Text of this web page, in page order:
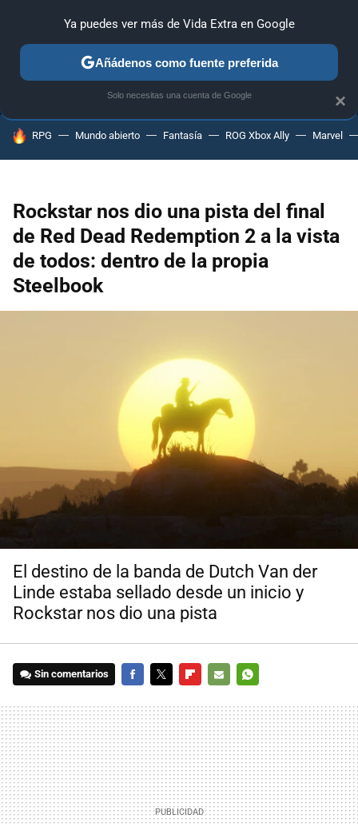
ANÁLISIS GUÍAS Y TRUCOS PC SONY NINTENDO
HOY SE HABLA DE
RPG Mundo abierto Fantasía ROG Xbox Ally Marvel
Rockstar nos dio una pista del final
de Red Dead Redemption 2 a la vista
de todos: dentro de la propia
Steelbook
El destino de la banda de Dutch Van der
Linde estaba sellado desde un inicio y
Rockstar nos dio una pista
Sin comentarios
MAIL
×
Ya puedes ver más de Vida Extra en Google
Añádenos como fuente preferida
Solo necesitas una cuenta de Google